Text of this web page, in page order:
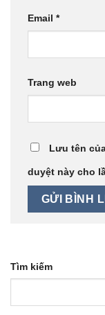
Email *
Trang web
Lưu tên
duyệt này cho
Tìm kiếm